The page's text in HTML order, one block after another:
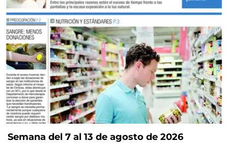
Semana del 7 al 13 de agosto de 2026